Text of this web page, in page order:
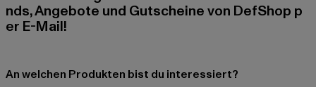
nds, Angebote und Gutscheine von DefShop p
er E-Mail!
An welchen Produkten bist du interessiert?